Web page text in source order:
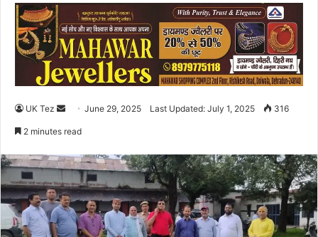
UK Tez
d
n
e
m
June 29, 2025 Last Updated: July 1, 2025 316
2 minutes read